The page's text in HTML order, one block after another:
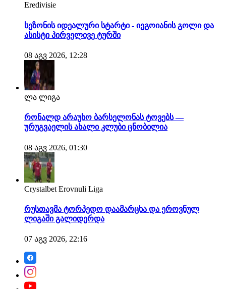
Eredivisie
სეზონის იდეალური სტარტი - იეგოიანის გოლი და
ასისტი პირველივე ტურში
08 აგვ 2026, 12:28
ლა ლიგა
რონალდ არაუხო ბარსელონას ტოვებს —
ურუგვაელის ახალი კლუბი ცნობილია
08 აგვ 2026, 01:30
Crystalbet Erovnuli Liga
რუსთავმა ტორპედო დაამარცხა და ეროვნულ
ლიგაში გალიდერდა
07 აგვ 2026, 22:16